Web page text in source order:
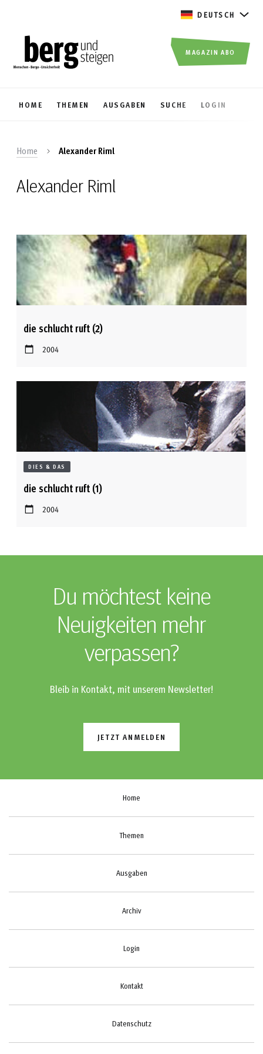
DEUTSCH
HOME THEMEN AUSGABEN SUCHE LOGIN
MAGAZIN ABO
Home Alexander Riml
Alexander Riml
die schlucht ruft (2)
2004
DIES & DAS
die schlucht ruft (1)
2004
Du möchtest keine
Neuigkeiten mehr
verpassen?
Bleib in Kontakt, mit unserem Newsletter!
JETZT ANMELDEN
Home
Themen
Ausgaben
Archiv
Login
Kontakt
Datenschutz